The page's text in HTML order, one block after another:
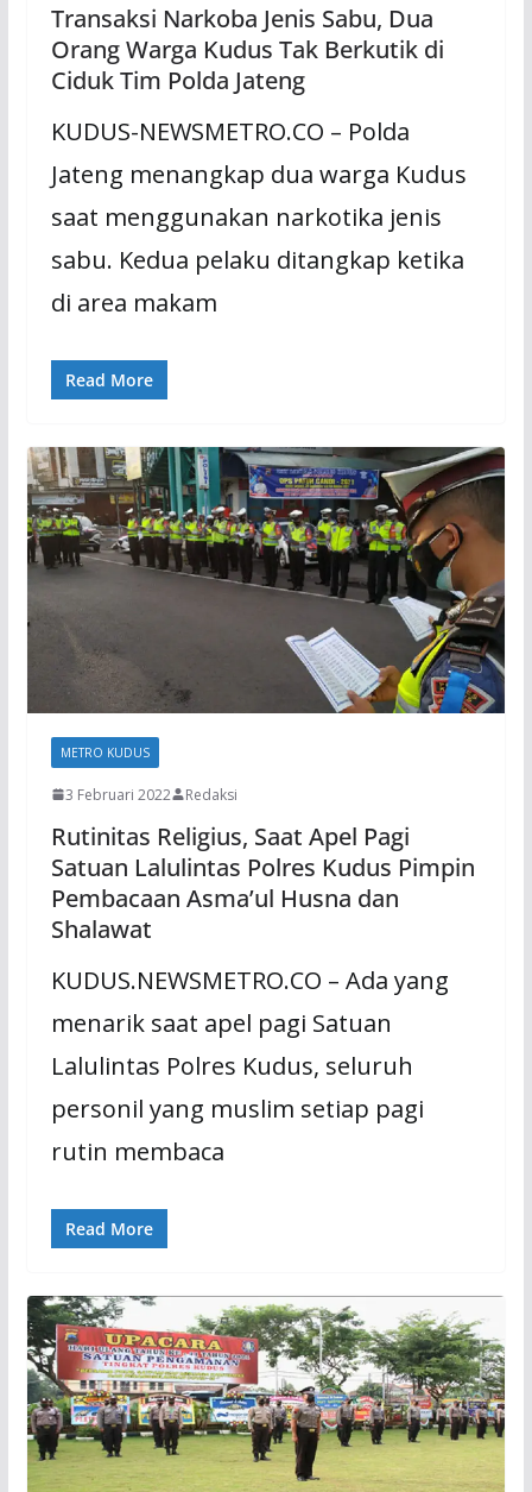
Transaksi Narkoba Jenis Sabu, Dua
Orang Warga Kudus Tak Berkutik di
Ciduk Tim Polda Jateng
KUDUS-NEWSMETRO.CO – Polda
Jateng menangkap dua warga Kudus
saat menggunakan narkotika jenis
sabu. Kedua pelaku ditangkap ketika
di area makam
Read More
METRO KUDUS
3 Februari 2022 Redaksi
Rutinitas Religius, Saat Apel Pagi
Satuan Lalulintas Polres Kudus Pimpin
Pembacaan Asma’ul Husna dan
Shalawat
KUDUS.NEWSMETRO.CO – Ada yang
menarik saat apel pagi Satuan
Lalulintas Polres Kudus, seluruh
personil yang muslim setiap pagi
rutin membaca
Read More